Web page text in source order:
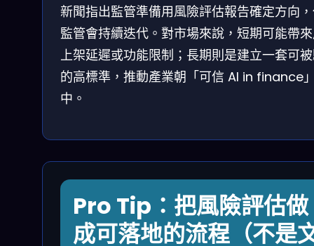
新聞指出監管準備用風險評估報告確定方向
監管會持續迭代。對市場來說，短期可能帶
上架延遲或功能限制；長期則是建立一套可
的高標準，推動產業朝「可信 AI in finance
中。
Pro Tip：把風險評估做
成可落地的流程（不是